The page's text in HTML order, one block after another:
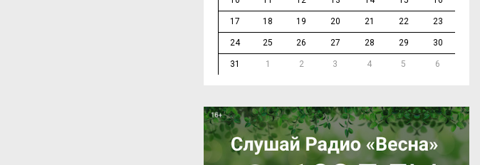
17 18 19 20 21 22 23
24 25 26 27 28 29 30
31 1 2 3 4 5 6